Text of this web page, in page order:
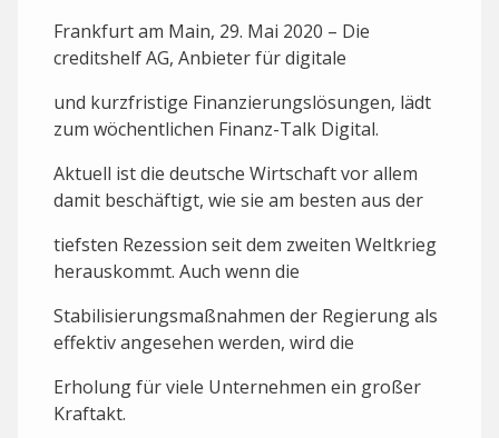
Frankfurt am Main, 29. Mai 2020 – Die
creditshelf AG, Anbieter für digitale
und kurzfristige Finanzierungslösungen, lädt
zum wöchentlichen Finanz-Talk Digital.
Aktuell ist die deutsche Wirtschaft vor allem
damit beschäftigt, wie sie am besten aus der
tiefsten Rezession seit dem zweiten Weltkrieg
herauskommt. Auch wenn die
Stabilisierungsmaßnahmen der Regierung als
effektiv angesehen werden, wird die
Erholung für viele Unternehmen ein großer
Kraftakt.